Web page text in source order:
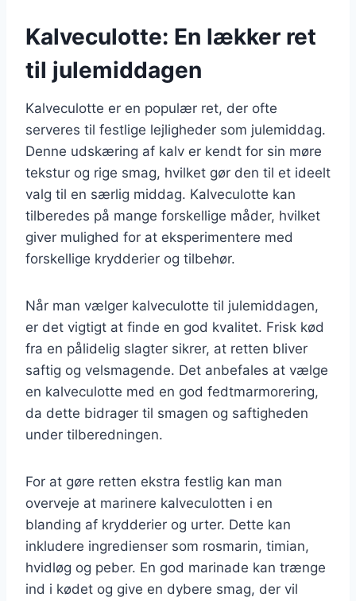
Kalveculotte: En lækker ret
til julemiddagen
Kalveculotte er en populær ret, der ofte
serveres til festlige lejligheder som julemiddag.
Denne udskæring af kalv er kendt for sin møre
tekstur og rige smag, hvilket gør den til et ideelt
valg til en særlig middag. Kalveculotte kan
tilberedes på mange forskellige måder, hvilket
giver mulighed for at eksperimentere med
forskellige krydderier og tilbehør.
Når man vælger kalveculotte til julemiddagen,
er det vigtigt at finde en god kvalitet. Frisk kød
fra en pålidelig slagter sikrer, at retten bliver
saftig og velsmagende. Det anbefales at vælge
en kalveculotte med en god fedtmarmorering,
da dette bidrager til smagen og saftigheden
under tilberedningen.
For at gøre retten ekstra festlig kan man
overveje at marinere kalveculotten i en
blanding af krydderier og urter. Dette kan
inkludere ingredienser som rosmarin, timian,
hvidløg og peber. En god marinade kan trænge
ind i kødet og give en dybere smag, der vil